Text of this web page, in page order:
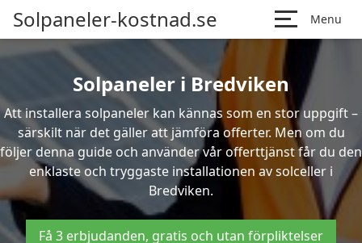
Solpaneler-kostnad.se Menu
Solpaneler i Bredviken
Att installera solpaneler kan kännas som en stor uppgift –
särskilt när det gäller att jämföra offerter. Men om du
följer denna guide och använder vår offerttjänst får du den
enklaste och tryggaste installationen av solceller i
Bredviken.
Få 3 erbjudanden, gratis och utan förpliktelser